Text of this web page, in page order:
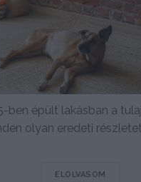
ben épült lakásban a
olyan eredeti
ELOLVASOM